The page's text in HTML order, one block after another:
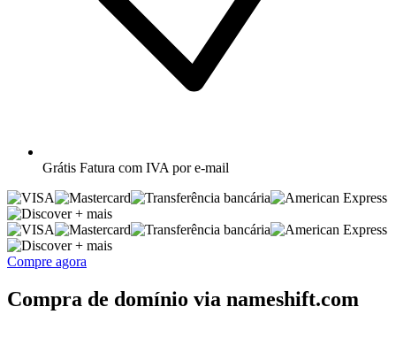
Grátis Fatura com IVA por e-mail
+ mais
+ mais
Compre agora
Compra de domínio via nameshift.com